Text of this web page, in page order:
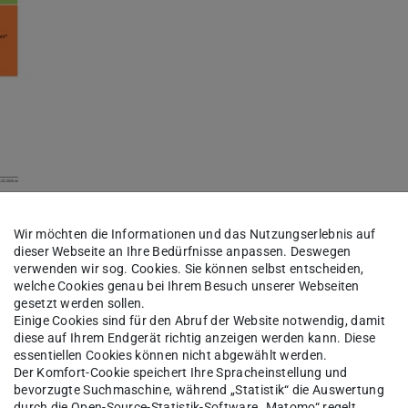
Bewerbung
können in englischer Sprache angeboten
Wir möchten die Informationen und das Nutzungserlebnis auf
dieser Webseite an Ihre Bedürfnisse anpassen. Deswegen
verwenden wir sog. Cookies. Sie können selbst entscheiden,
welche Cookies genau bei Ihrem Besuch unserer Webseiten
gesetzt werden sollen.
Einige Cookies sind für den Abruf der Website notwendig, damit
diese auf Ihrem Endgerät richtig anzeigen werden kann. Diese
essentiellen Cookies können nicht abgewählt werden.
Der Komfort-Cookie speichert Ihre Spracheinstellung und
bevorzugte Suchmaschine, während „Statistik“ die Auswertung